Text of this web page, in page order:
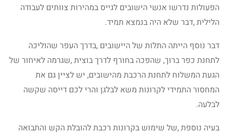
הפעולות נדרשו אנשי הישובים לגייס במהירות צוותים לעבודה
הלילית ,דבר שלא היה בנמצא תמיד.
דבר נוסף הייתה התלות של היישובים ,בדרך העפר שהוליכה
לתחנת כפר ברוך, שהפכה בחורף לדרך בוצית ,שגרמה לאיחור של
הגעת המשלוח לתחנת הרכבת מהישובים, יש לציין גם את
המחסור התמידי לקרונות משא לבלגן והרי לכם דייסה שקשה
לבלעה.
בעיה נוספת ,של שימוש בקרונות רכבת להובלת הקש והתבואה